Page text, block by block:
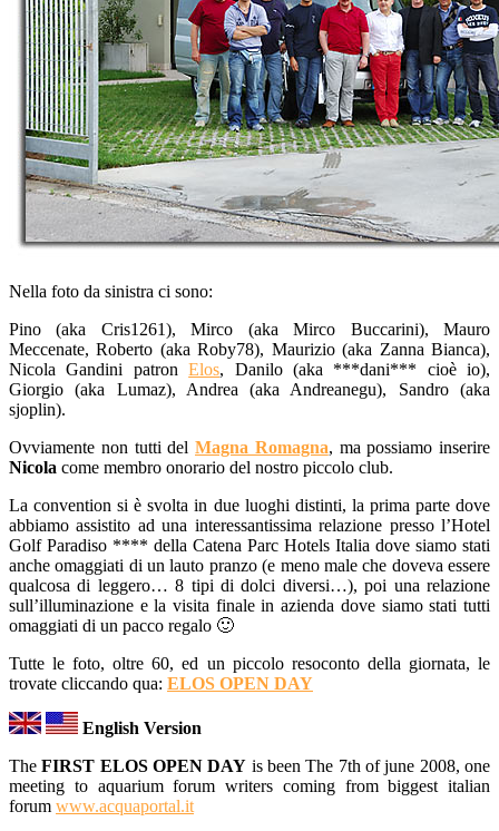
Nella foto da sinistra ci sono:
Pino (aka Cris1261), Mirco (aka Mirco Buccarini), Mauro
Meccenate, Roberto (aka Roby78), Maurizio (aka Zanna Bianca),
Nicola Gandini patronElos, Danilo (aka ***dani*** cioè io),
Giorgio (aka Lumaz), Andrea (aka Andreanegu), Sandro (aka
sjoplin).
Ovviamente non tutti del Magna Romagna, ma possiamo inserire
Nicola come membro onorario del nostro piccolo club.
La convention si è svolta in due luoghi distinti, la prima parte dove
abbiamo assistito ad una interessantissima relazione presso l’Hotel
Golf Paradiso **** della Catena Parc Hotels Italia dove siamo stati
anche omaggiati di un lauto pranzo (e meno male che doveva essere
qualcosa di leggero… 8 tipi di dolci diversi…), poi una relazione
sull’illuminazione e la visita finale in azienda dove siamo stati tutti
omaggiati di un pacco regalo 🙂
Tutte le foto, oltre 60, ed un piccolo resoconto della giornata, le
trovate cliccando qua: ELOS OPEN DAY
English Version
TheFIRST ELOS OPEN DAY is been The 7th of june 2008, one
meeting to aquarium forum writers coming from biggest italian
forum www.acquaportal.it